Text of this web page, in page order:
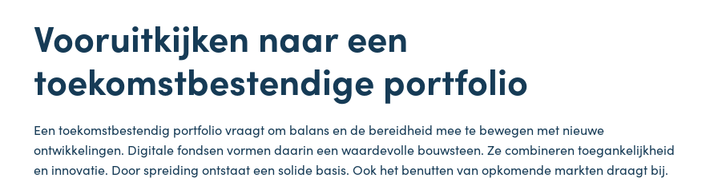
Vooruitkijken naar een
toekomstbestendige portfolio
Een toekomstbestendig portfolio vraagt om balans en de bereidheid mee te bewegen met nieuwe
ontwikkelingen. Digitale fondsen vormen daarin een waardevolle bouwsteen. Ze combineren toegankelijkheid
en innovatie. Door spreiding ontstaat een solide basis. Ook het benutten van opkomende markten draagt bij.